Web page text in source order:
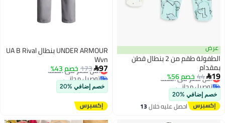
عرض
الطفولة طقم من 2 بنطال قطن
بمقدام
19
44 خصم 56%
أقل سعر في السنة
توصيل مجاني
أقل سعر في السنة
خصم إضافي %20
احصل عليه خلال13
UNDER ARMOUR بنطال UA B Rival
Wvn
97
173 خصم 43%
أقل سعر في السنة
توصيل مجاني
أقل سعر في السنة
خصم إضافي %20